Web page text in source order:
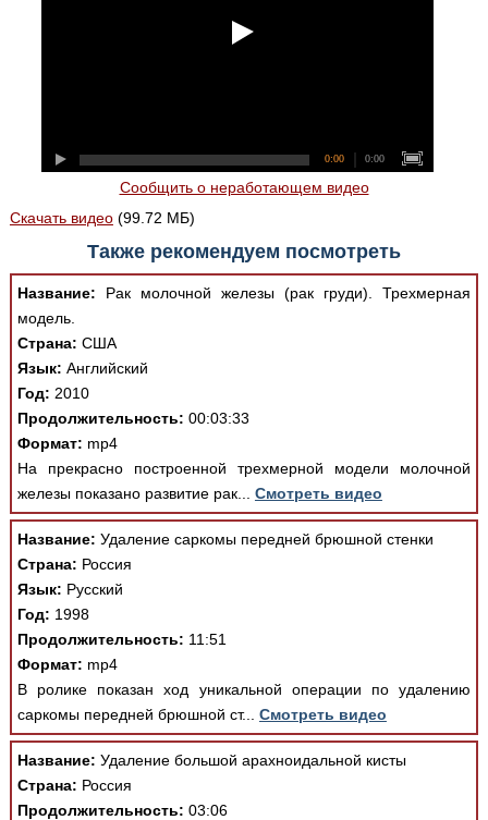
0:00 0:00
Сообщить о неработающем видео
Скачать видео(99.72 МБ)
Также рекомендуем посмотреть
Название: Рак молочной железы (рак груди). Трехмерная
модель.
Страна: США
Язык: Английский
Год: 2010
Продолжительность: 00:03:33
Формат: mp4
На прекрасно построенной трехмерной модели молочной
железы показано развитие рак... Смотреть видео
Название: Удаление саркомы передней брюшной стенки
Страна: Россия
Язык: Русский
Год: 1998
Продолжительность: 11:51
Формат: mp4
В ролике показан ход уникальной операции по удалению
саркомы передней брюшной ст... Смотреть видео
Название: Удаление большой арахноидальной кисты
Страна: Россия
Продолжительность: 03:06